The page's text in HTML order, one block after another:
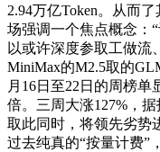
2.94万亿Token。从而
场强调一个焦点概念：
以或许深度参取工做流
MiniMax的M2.5取的
月16日至22日的周榜
倍。三周大涨127%，
取此同时，将领先劣势
过去纯真的“按量计费”